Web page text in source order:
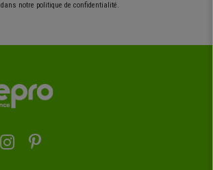
dans notre politique de confidentialité.